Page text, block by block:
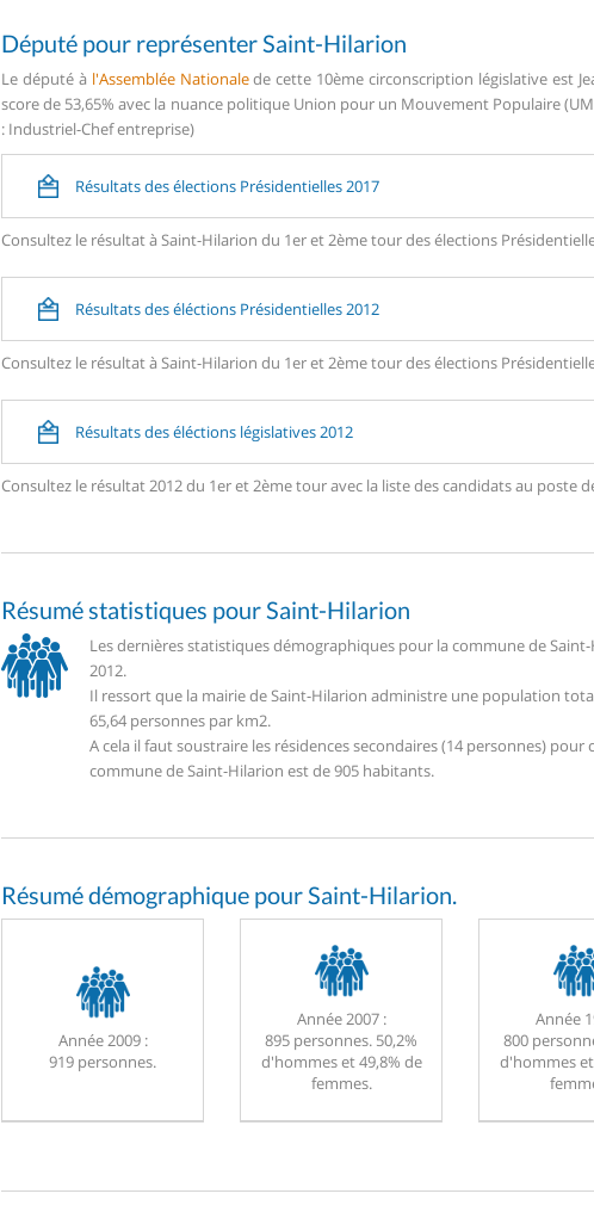
Député pour représenter Saint-Hilarion
Le député à l'Assemblée Nationalede cette 10ème circonscription législative est
score de 53,65% avec la nuance politique Union pour un Mouvement Populaire
: Industriel-Chef entreprise)
Résultats des élections Présidentielles 2017
Consultez le résultat à Saint-Hilarion du 1er et 2ème tour des élections
Résultats des éléctions Présidentielles 2012
Consultez le résultat à Saint-Hilarion du 1er et 2ème tour des élections
Résultats des éléctions législatives 2012
Consultez le résultat 2012 du 1er et 2ème tour avec la liste des candidats au poste
Résumé statistiques pour Saint-Hilarion
Les dernières statistiques démographiques pour la commune de
2012.
Il ressort que la mairie de Saint-Hilarion administre une population
65,64 personnes par km2.
A cela il faut soustraire les résidences secondaires (14 personnes)
commune de Saint-Hilarion est de 905 habitants.
Résumé démographique pour Saint-Hilarion.
Année 2009 :
919 personnes.
Année 2007 :
895 personnes. 50,2%
d'hommes et 49,8% de
femmes.
Année
800
d'hommes